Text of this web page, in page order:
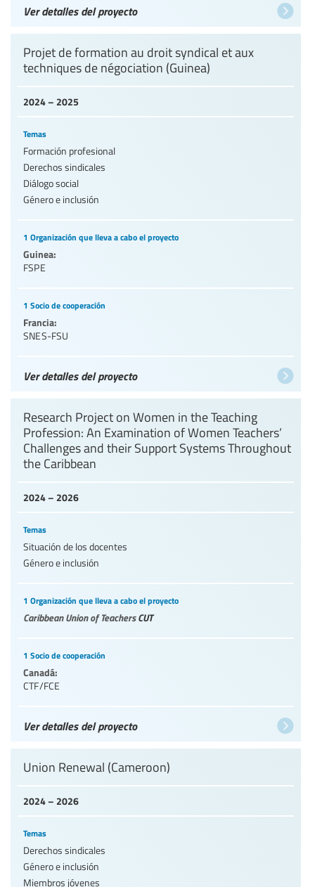
Ver detalles del proyecto
2024 – 2025
Projet de formation au droit syndical et aux
techniques de négociation (Guinea)
Temas
Formación profesional
Derechos sindicales
Diálogo social
Género e inclusión
1 Organización que lleva a cabo el proyecto
Guinea:
FSPE
1 Socio de cooperación
Francia:
SNES-FSU
Ver detalles del proyecto
2024 – 2026
Research Project on Women in the Teaching
Profession: An Examination of Women Teachers’
Challenges and their Support Systems Throughout
the Caribbean
Temas
Situación de los docentes
Género e inclusión
1 Organización que lleva a cabo el proyecto
Caribbean Union of TeachersCUT
1 Socio de cooperación
Canadá:
CTF/FCE
Ver detalles del proyecto
2024 – 2026
Union Renewal (Cameroon)
Temas
Derechos sindicales
Género e inclusión
Miembros jóvenes